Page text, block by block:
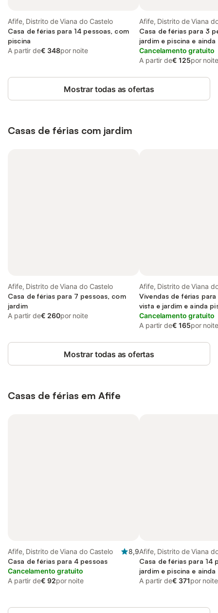
Afife, Distrito de Viana do Castelo
Casa de férias para 14 pessoas, com
piscina
A partir de€ 348por noite
Afife, Distrito de Viana
Casa de férias para 3
jardim e piscina e ainda
Cancelamento gratuito
A partir de€ 125por noite
Mostrar todas as ofertas
Casas de férias com jardim
Afife, Distrito de Viana do Castelo
Casa de férias para 7 pessoas, com
jardim
A partir de€ 260por noite
Afife, Distrito de Viana
Vivendas de férias
vista e jardim e ainda
Cancelamento gratuito
A partir de€ 165por noite
Mostrar todas as ofertas
Casas de férias em Afife
Afife, Distrito de Viana do Castelo
8,9
Casa de férias para 4 pessoas
Cancelamento gratuito
A partir de€ 92por noite
Afife, Distrito de Viana
Casa de férias para 14
jardim e piscina e
A partir de€ 371por noite